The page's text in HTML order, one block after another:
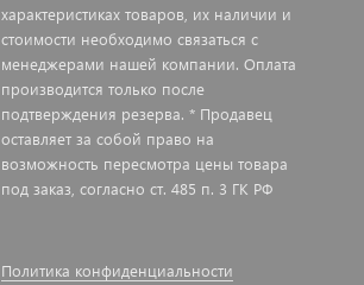
характеристиках товаров, их наличии и
стоимости необходимо связаться с
менеджерами нашей компании. Оплата
производится только после
подтверждения резерва. * Продавец
оставляет за собой право на
возможность пересмотра цены товара
под заказ, согласно ст. 485 п. 3 ГК РФ
Политика конфиденциальности